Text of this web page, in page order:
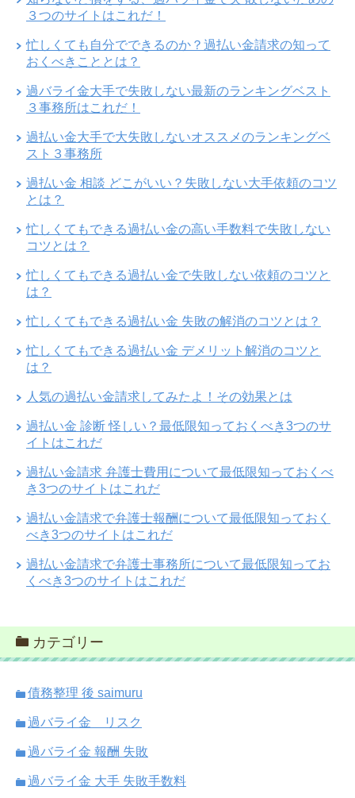
３つのサイトはこれだ！
忙しくても自分でできるのか？過払い金請求の知って
おくべきこととは？
過バライ金大手で失敗しない最新のランキングベスト
３事務所はこれだ！
過払い金大手で大失敗しないオススメのランキングベ
スト３事務所
過払い金 相談 どこがいい？失敗しない大手依頼のコツ
とは？
忙しくてもできる過払い金の高い手数料で失敗しない
コツとは？
忙しくてもできる過払い金で失敗しない依頼のコツと
は？
忙しくてもできる過払い金 失敗の解消のコツとは？
忙しくてもできる過払い金 デメリット解消のコツと
は？
人気の過払い金請求してみたよ！その効果とは
過払い金 診断 怪しい？最低限知っておくべき3つのサ
イトはこれだ
過払い金請求 弁護士費用について最低限知っておくべ
き3つのサイトはこれだ
過払い金請求で弁護士報酬について最低限知っておく
べき3つのサイトはこれだ
過払い金請求で弁護士事務所について最低限知ってお
くべき3つのサイトはこれだ
カテゴリー
債務整理 後 saimuru
過バライ金 リスク
過バライ金 報酬 失敗
過バライ金 大手 失敗手数料